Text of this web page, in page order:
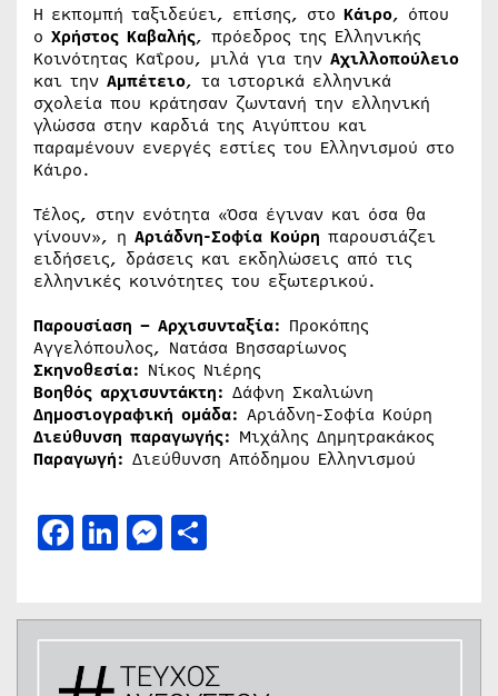
Η εκπομπή ταξιδεύει, επίσης, στο Κάιρο, όπου
ο Χρήστος Καβαλής, πρόεδρος της Ελληνικής
Κοινότητας Καΐρου, μιλά για την Αχιλλοπούλειο
και την Αμπέτειο, τα ιστορικά ελληνικά
σχολεία που κράτησαν ζωντανή την ελληνική
γλώσσα στην καρδιά της Αιγύπτου και
παραμένουν ενεργές εστίες του Ελληνισμού στο
Κάιρο.
Τέλος, στην ενότητα «Όσα έγιναν και όσα θα
γίνουν», η Αριάδνη-Σοφία Κούρη παρουσιάζει
ειδήσεις, δράσεις και εκδηλώσεις από τις
ελληνικές κοινότητες του εξωτερικού.
Παρουσίαση – Αρχισυνταξία: Προκόπης
Αγγελόπουλος, Νατάσα Βησσαρίωνος
Σκηνοθεσία: Νίκος Νιέρης
Βοηθός αρχισυντάκτη: Δάφνη Σκαλιώνη
Δημοσιογραφική ομάδα: Αριάδνη-Σοφία Κούρη
Διεύθυνση παραγωγής: Μιχάλης Δημητρακάκος
Παραγωγή: Διεύθυνση Απόδημου Ελληνισμού
Facebook
LinkedIn
Messenger